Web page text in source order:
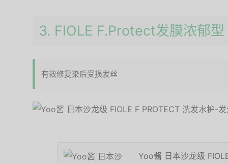
3. FIOLE F.Protect发膜浓郁型
有效修复染后受损发丝
Yoo酱 日本沙龙级